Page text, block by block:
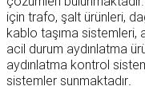
için trafo, şalt ürünleri,
kablo taşıma
acil durum aydınlatma
aydınlatma kontrol
sistemler sunmaktadır.